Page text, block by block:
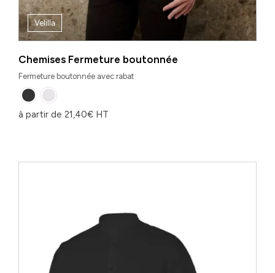
Velilla
Chemises Fermeture boutonnée
Fermeture boutonnée avec rabat
à partir de 21,40€ HT